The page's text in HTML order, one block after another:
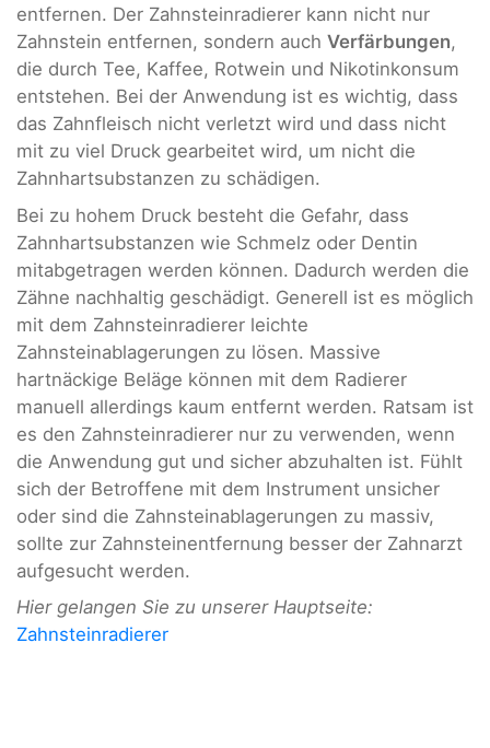
entfernen. Der Zahnsteinradierer kann nicht nur
Zahnstein entfernen, sondern auch Verfärbungen,
die durch Tee, Kaffee, Rotwein und Nikotinkonsum
entstehen. Bei der Anwendung ist es wichtig, dass
das Zahnfleisch nicht verletzt wird und dass nicht
mit zu viel Druck gearbeitet wird, um nicht die
Zahnhartsubstanzen zu schädigen.
Bei zu hohem Druck besteht die Gefahr, dass
Zahnhartsubstanzen wie Schmelz oder Dentin
mitabgetragen werden können. Dadurch werden die
Zähne nachhaltig geschädigt. Generell ist es möglich
mit dem Zahnsteinradierer leichte
Zahnsteinablagerungen zu lösen. Massive
hartnäckige Beläge können mit dem Radierer
manuell allerdings kaum entfernt werden. Ratsam ist
es den Zahnsteinradierer nur zu verwenden, wenn
die Anwendung gut und sicher abzuhalten ist. Fühlt
sich der Betroffene mit dem Instrument unsicher
oder sind die Zahnsteinablagerungen zu massiv,
sollte zur Zahnsteinentfernung besser der Zahnarzt
aufgesucht werden.
Hier gelangen Sie zu unserer Hauptseite:
Zahnsteinradierer